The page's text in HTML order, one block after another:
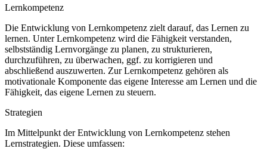
Lernkompetenz
Die Entwicklung von Lernkompetenz zielt darauf, das Lernen zu
lernen. Unter Lernkompetenz wird die Fähigkeit verstanden,
selbstständig Lernvorgänge zu planen, zu strukturieren,
durchzuführen, zu überwachen, ggf. zu korrigieren und
abschließend auszuwerten. Zur Lernkompetenz gehören als
motivationale Komponente das eigene Interesse am Lernen und die
Fähigkeit, das eigene Lernen zu steuern.
Strategien
Im Mittelpunkt der Entwicklung von Lernkompetenz stehen
Lernstrategien. Diese umfassen: